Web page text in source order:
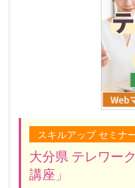
スキルアップ セミナ
大分県 テレワー
講座」